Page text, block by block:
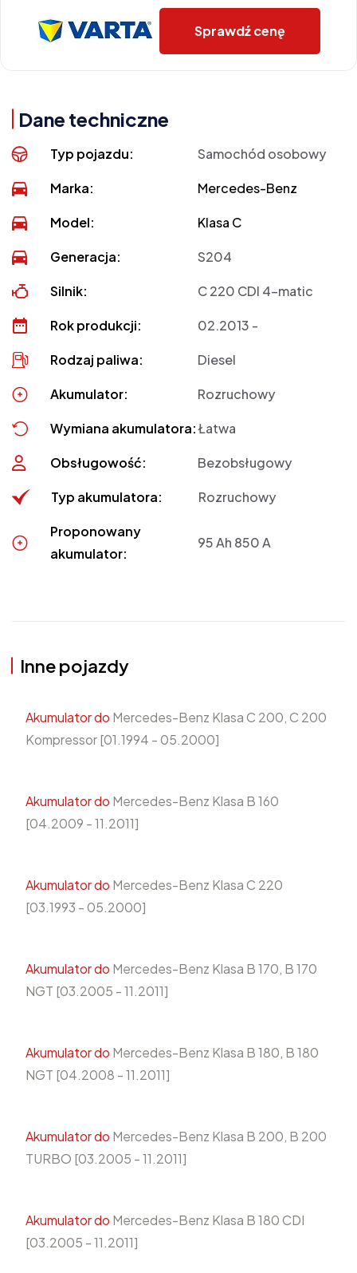
Sprawdź cenę
Dane techniczne
Typ pojazdu: Samochód osobowy
Marka: Mercedes-Benz
Model: Klasa C
Generacja: S204
Silnik: C 220 CDI 4-matic
Rok produkcji: 02.2013 -
Rodzaj paliwa: Diesel
Akumulator: Rozruchowy
Wymiana akumulatora:Łatwa
Obsługowość: Bezobsługowy
Typ akumulatora: Rozruchowy
Proponowany
akumulator:
95 Ah 850 A
Inne pojazdy
Akumulator do Mercedes-Benz Klasa C 200, C 200
Kompressor [01.1994 - 05.2000]
Akumulator do Mercedes-Benz Klasa B 160
[04.2009 - 11.2011]
Akumulator do Mercedes-Benz Klasa C 220
[03.1993 - 05.2000]
Akumulator do Mercedes-Benz Klasa B 170, B 170
NGT [03.2005 - 11.2011]
Akumulator do Mercedes-Benz Klasa B 180, B 180
NGT [04.2008 - 11.2011]
Akumulator do Mercedes-Benz Klasa B 200, B 200
TURBO [03.2005 - 11.2011]
Akumulator do Mercedes-Benz Klasa B 180 CDI
[03.2005 - 11.2011]